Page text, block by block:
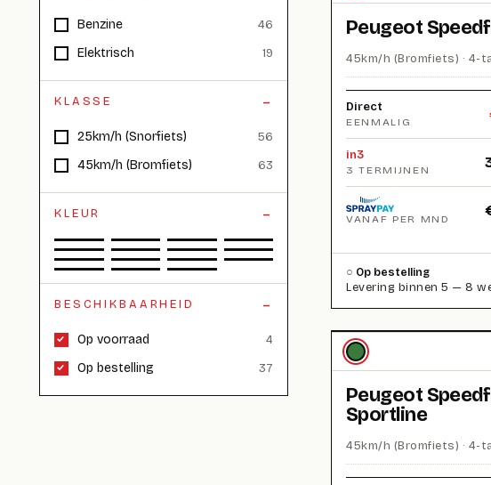
Benzine 46
Elektrisch 19
KLASSE
25km/h (Snorfiets) 56
45km/h (Bromfiets) 63
KLEUR
BESCHIKBAARHEID
Op voorraad 4
Op bestelling 37
Peugeot
45km/h (Bromfiets) · 4-
Direct
EENMALIG
in3
3 TERMIJNEN
VANAF PER MND
Op bestelling
Levering binnen 5 — 8
Peugeot
Sportline
45km/h (Bromfiets) · 4-